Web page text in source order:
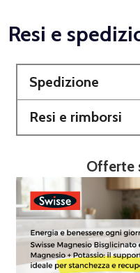
Resi e
Spedizione
Resi e rimborsi
Offerte